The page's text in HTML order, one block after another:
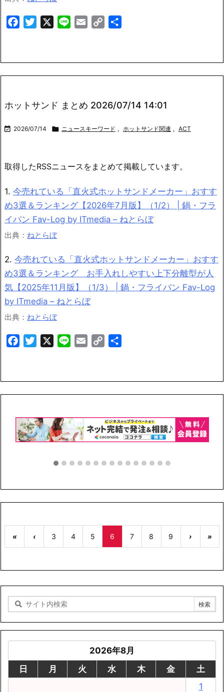
FacebookTwitter Line Email
Copy
ホットサンド まとめ 2026/07/14 14:01
 2026/07/14  ニュースキーワード , ホットサンド関連 , ACT
取得したRSSニュースをまとめて掲載しています。
1. 今売れている「直火式ホットサンドメーカー」おすす
め3選＆ランキング【2026年7月版】（1/2） | 鍋・フラ
イパン Fav-Log by ITmedia – ねとらぼ
出典： ねとらぼ
2. 今売れている「直火式ホットサンドメーカー」おすす
め3選＆ランキング お手入れしやすい上下分離型が人
気【2025年11月版】（1/3） | 鍋・フライパン Fav-Log
by ITmedia – ねとらぼ
出典： ねとらぼ
FacebookTwitter Line Email
Copy
« ‹ 3 4 5 6 7 8 9 › »
2026年8月
日
月 火 水 木 金
土
1